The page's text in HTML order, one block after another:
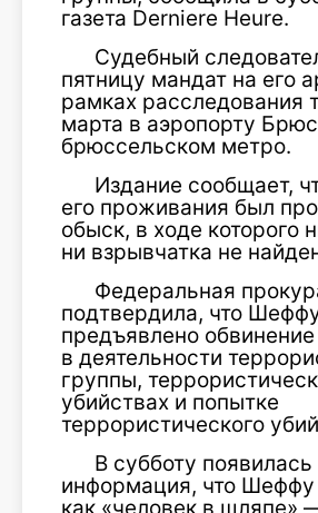
газета Derniere Heure.
Судебный
пятницу мандат на его
рамках расследования
марта в аэропорту
брюссельском метро.
Издание сообщает,
его проживания был
обыск, в ходе которого
ни взрывчатка не
Федеральная
подтвердила, что
предъявлено
в деятельности
группы,
убийствах и попытке
террористического
В субботу появилась
информация, что Шеффу